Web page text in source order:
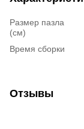
Размер пазла
(см)
Время сборки
Отзывы